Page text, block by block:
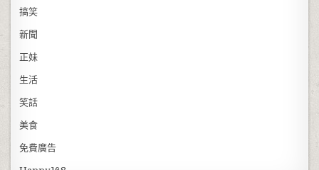
搞笑
新聞
正妹
生活
笑話
美食
免費廣告